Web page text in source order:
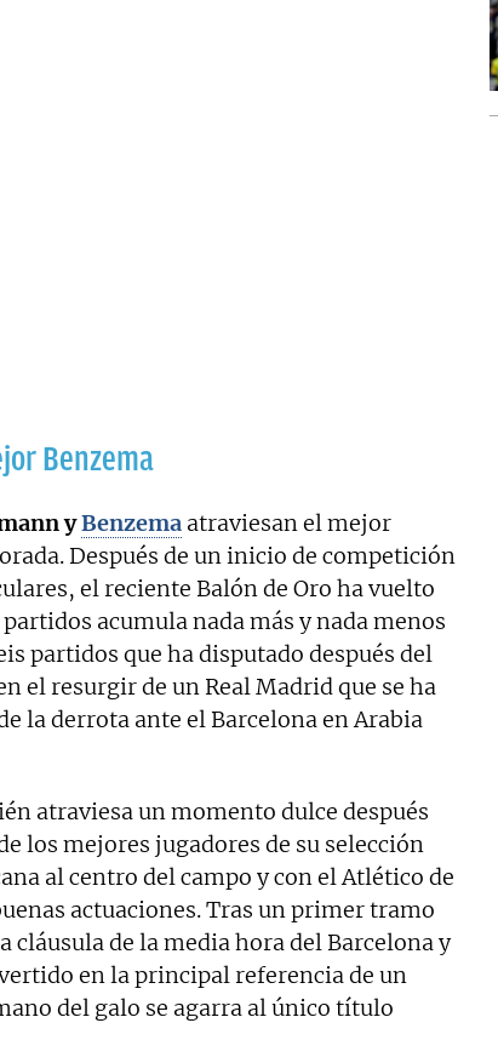
Benzema
yBenzema atraviesan el mejor
Después de un inicio de competición
el reciente Balón de Oro ha vuelto
acumula nada más y nada menos
partidos que ha disputado después del
el resurgir de un Real Madrid que se ha
la derrota ante el Barcelona en Arabia
atraviesa un momento dulce después
los mejores jugadores de su selección
al centro del campo y con el Atlético de
actuaciones. Tras un primer tramo
cláusula de la media hora del Barcelona y
en la principal referencia de un
del galo se agarra al único título